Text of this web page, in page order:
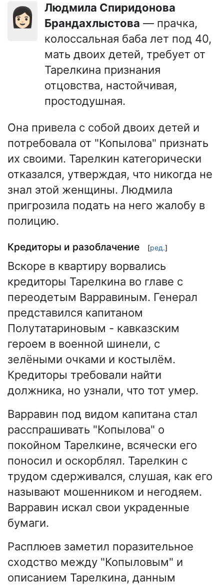
👩🏻
Людмила Спиридонова
Брандахлыстова — прачка,
колоссальная баба лет под 40,
мать двоих детей, требует от
Тарелкина признания
отцовства, настойчивая,
простодушная.
Она привела с собой двоих детей и
потребовала от "Копылова" признать
их своими. Тарелкин категорически
отказался, утверждая, что никогда не
знал этой женщины. Людмила
пригрозила подать на него жалобу в
полицию.
Кредиторы и разоблачение [ред.]
Вскоре в квартиру ворвались
кредиторы Тарелкина во главе с
переодетым Варравиным. Генерал
представился капитаном
Полутатариновым - кавказским
героем в военной шинели, с
зелёными очками и костылём.
Кредиторы требовали найти
должника, но узнали, что тот умер.
Варравин под видом капитана стал
расспрашивать "Копылова" о
покойном Тарелкине, всячески его
поносил и оскорблял. Тарелкин с
трудом сдерживался, слушая, как его
называют мошенником и негодяем.
Варравин искал свои украденные
бумаги.
Расплюев заметил поразительное
сходство между "Копыловым" и
описанием Тарелкина, данным